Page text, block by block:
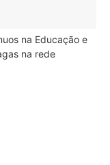
na Educação e
na rede